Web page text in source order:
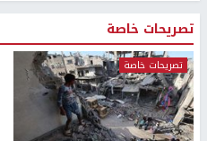
تصريحات خاصة
تصريحات خاصة